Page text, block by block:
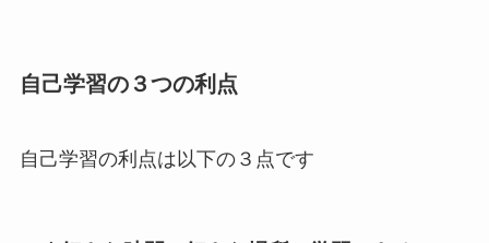
自己学習の３つの利点
自己学習の利点は以下の３点です